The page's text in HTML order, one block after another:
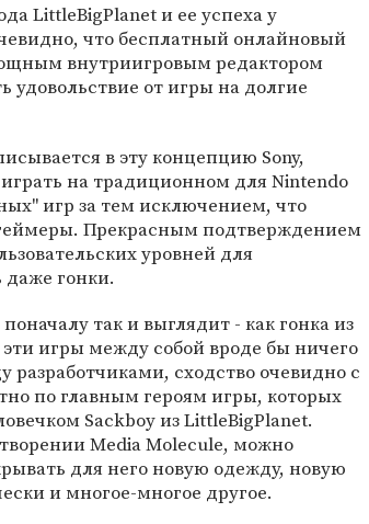
LittleBigPlanet и ее успеха у
что бесплатный онлайновый
внутриигровым редактором
удовольствие от игры на долгие
в эту концепцию Sony,
на традиционном для Nintendo
игр за тем исключением, что
Прекрасным подтверждением
уровней для
даже гонки.
так и выглядит - как гонка из
игры между собой вроде бы ничего
сходство очевидно с
по главным героям игры, которых
Sackboy из LittleBigPlanet.
Media Molecule, можно
для него новую одежду, новую
и многое-многое другое.